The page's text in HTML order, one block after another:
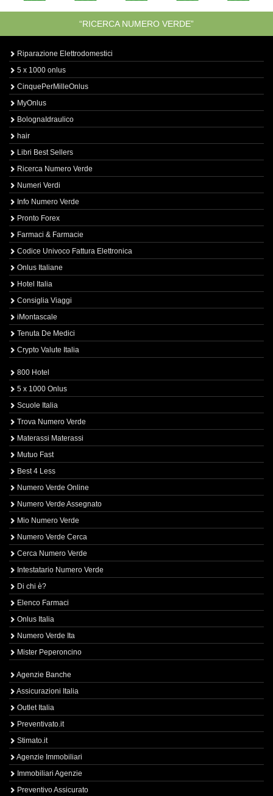
“RICERCA NUMERO VERDE”
Riparazione Elettrodomestici
5 x 1000 onlus
CinquePerMilleOnlus
MyOnlus
BolognaIdraulico
hair
Libri Best Sellers
Ricerca Numero Verde
Numeri Verdi
Info Numero Verde
Pronto Forex
Farmaci & Farmacie
Codice Univoco Fattura Elettronica
Onlus Italiane
Hotel Italia
Consiglia Viaggi
iMontascale
Tenuta De Medici
Crypto Valute Italia
800 Hotel
5 x 1000 Onlus
Scuole Italia
Trova Numero Verde
Materassi Materassi
Mutuo Fast
Best 4 Less
Numero Verde Online
Numero Verde Assegnato
Mio Numero Verde
Numero Verde Cerca
Cerca Numero Verde
Intestatario Numero Verde
Di chi è?
Elenco Farmaci
Onlus Italia
Numero Verde Ita
Mister Peperoncino
Agenzie Banche
Assicurazioni Italia
Outlet Italia
Preventivato.it
Stimato.it
Agenzie Immobiliari
Immobiliari Agenzie
Preventivo Assicurato